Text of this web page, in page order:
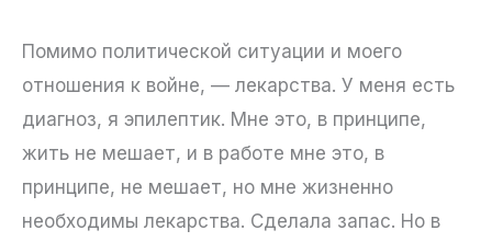
Помимо политической ситуации и моего
отношения к войне, — лекарства. У меня есть
диагноз, я эпилептик. Мне это, в принципе,
жить не мешает, и в работе мне это, в
принципе, не мешает, но мне жизненно
необходимы лекарства. Сделала запас. Но в